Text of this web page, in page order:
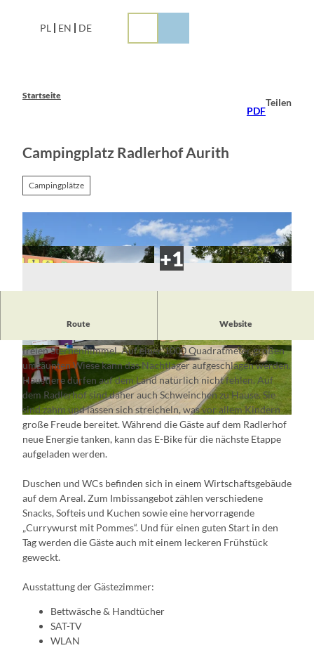
PL EN DE
Startseite
PDF
Teilen
Campingplatz Radlerhof Aurith
Campingplätze
© Göller Business & Service UG
© Jörg Hanisch © Göller Business & Service UG
Route Website
Auf dem Radlerhof in Aurith übernachten Gäste im Caravan,
freien Sternenhimmel. Auf einer 1000 Quadratmeter großen
umzäunten Wiese kann das Nachtlager aufgeschlagen werden.
Haustiere dürfen auf dem Land natürlich nicht fehlen. Auf
dem Radlerhof sind daher auch Schweinchen zu Hause. Sie
sind zahm und lassen sich streicheln, was vor allem Kindern
große Freude bereitet. Während die Gäste auf dem Radlerhof
neue Energie tanken, kann das E-Bike für die nächste Etappe
aufgeladen werden.
Duschen und WCs befinden sich in einem Wirtschaftsgebäude
auf dem Areal. Zum Imbissangebot zählen verschiedene
Snacks, Softeis und Kuchen sowie eine hervorragende
„Currywurst mit Pommes“. Und für einen guten Start in den
Tag werden die Gäste auch mit einem leckeren Frühstück
geweckt.
Ausstattung der Gästezimmer:
Bettwäsche & Handtücher
SAT-TV
WLAN